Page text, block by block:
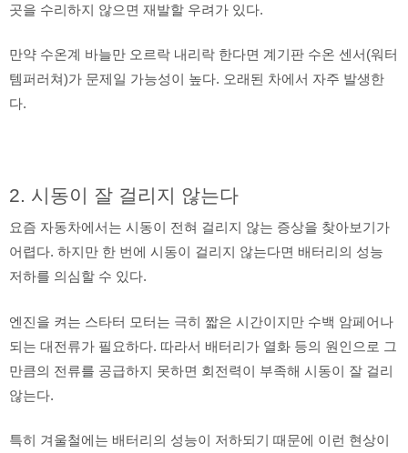
곳을 수리하지 않으면 재발할 우려가 있다.
만약 수온계 바늘만 오르락 내리락 한다면 계기판 수온 센서(워터
템퍼러쳐)가 문제일 가능성이 높다. 오래된 차에서 자주 발생한
다.
2. 시동이 잘 걸리지 않는다
요즘 자동차에서는 시동이 전혀 걸리지 않는 증상을 찾아보기가
어렵다. 하지만 한 번에 시동이 걸리지 않는다면 배터리의 성능
저하를 의심할 수 있다.
엔진을 켜는 스타터 모터는 극히 짧은 시간이지만 수백 암페어나
되는 대전류가 필요하다. 따라서 배터리가 열화 등의 원인으로 그
만큼의 전류를 공급하지 못하면 회전력이 부족해 시동이 잘 걸리
않는다.
특히 겨울철에는 배터리의 성능이 저하되기 때문에 이런 현상이